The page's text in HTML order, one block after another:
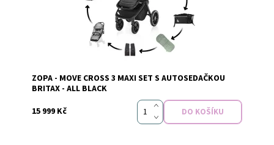
Značka: Zopa
ZOPA - MOVE CROSS 3 MAXI SET S AUTOSEDAČKOU
BRITAX - ALL BLACK
15 999 Kč